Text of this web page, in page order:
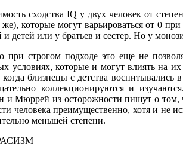
сходства IQ у двух человек от
которые могут варьироваться от 0
и детей или у братьев и сестер. Но у
при строгом подходе это еще не
условиях, которые и могут влиять на
близнецы с детства воспитывались
коллекционируются и
и Мюррей из осторожности пишут о том,
человека преимущественно, хотя и не
меньшей степени.